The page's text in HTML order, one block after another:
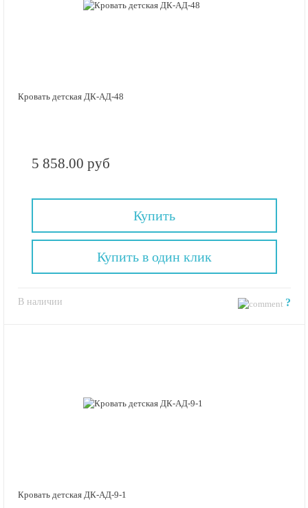
Кровать детская ДК-АД-48
5 858.00 руб
Купить
В наличии ?
Купить в один клик
Кровать детская ДК-АД-9-1